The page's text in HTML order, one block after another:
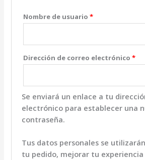
Nombre de usuario*Obligatorio
Dirección de correo electrónico*
Se enviará un enlace a tu
electrónico para establecer una
contraseña.
Tus datos personales se
tu pedido, mejorar tu experiencia